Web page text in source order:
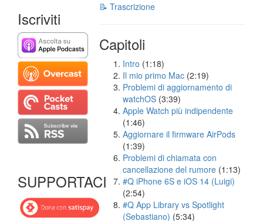
Iscriviti
SUPPORTACI
📝 Trascrizione
Capitoli
Intro (1:18)
Il mio primo Mac (2:19)
Problemi di aggiornamento di
watchOS (3:39)
Apple Watch più indipendente
(1:46)
Aggiornare il firmware AirPods
(1:39)
Problemi di chiamata con
cancellazione del rumore (1:13)
#Q iPhone 6S e iOS 14 (Luigi)
(2:54)
#Q App Library vs Spotlight
(Sebastiano) (5:34)